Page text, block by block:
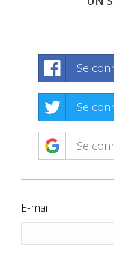
Se
Se
Se
E-mail